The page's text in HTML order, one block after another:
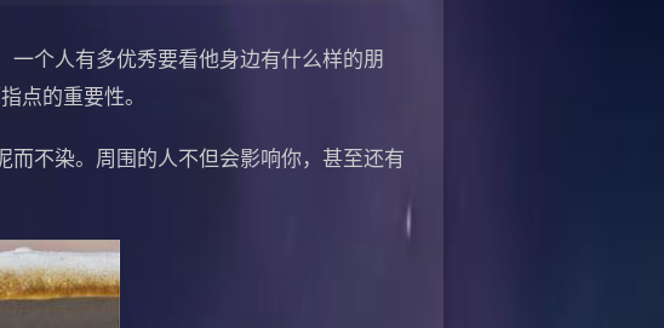
个人有多优秀要看他身边有什么样的朋
点的重要性。
不染。周围的人不但会影响你，甚至还有